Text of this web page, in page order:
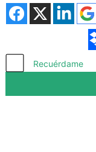
Recuérdame